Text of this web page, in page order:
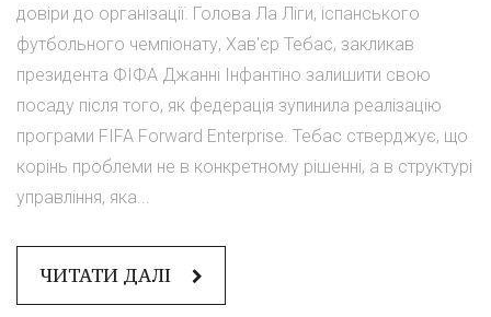
довіри до організації. Голова Ла Ліги, іспанського
футбольного чемпіонату, Хав'єр Тебас, закликав
президента ФІФА Джанні Інфантіно залишити свою
посаду після того, як федерація зупинила реалізацію
програми FIFA Forward Enterprise. Тебас стверджує, що
корінь проблеми не в конкретному рішенні, а в структурі
управління, яка...
ЧИТАТИ ДАЛІ